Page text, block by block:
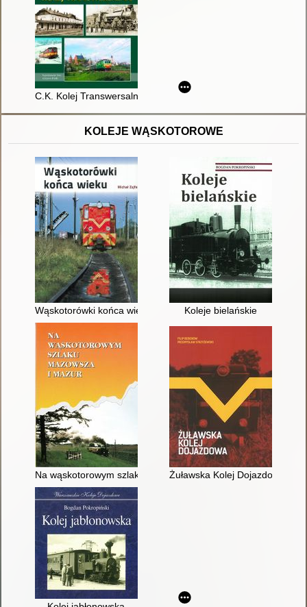
C.K. Kolej Transwersalna = (k.k. Galizische Transversalbahn,
KOLEJE WĄSKOTOROWE
Wąskotorówki końca wieku Koleje bielańskie
Na wąskotorowym szlaku Mazowsza i Mazur
Żuławska Kolej Dojazdowa